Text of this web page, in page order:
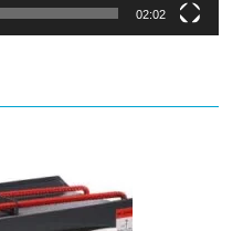
02:02